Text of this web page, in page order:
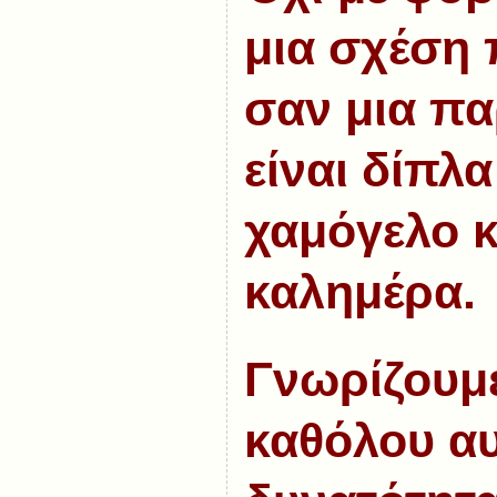
μια σχέση
σαν μια
είναι
χαμόγελο
καλημέρα.
καθόλου